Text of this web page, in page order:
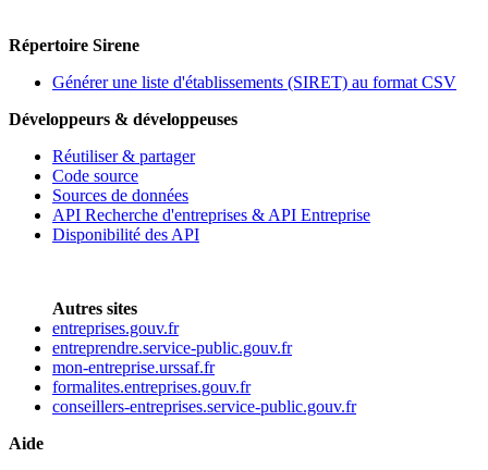
Répertoire Sirene
Générer une liste d'établissements (SIRET) au format CSV
Développeurs & développeuses
Réutiliser & partager
Code source
Sources de données
API Recherche d'entreprises & API Entreprise
Disponibilité des API
Autres sites
entreprises.gouv.fr
entreprendre.service-public.gouv.fr
mon-entreprise.urssaf.fr
formalites.entreprises.gouv.fr
conseillers-entreprises.service-public.gouv.fr
Aide